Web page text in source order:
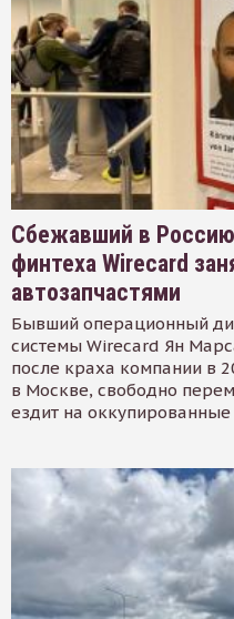
Сбежавший в
финтеха Wirecard
автозапчастями
Бывший операционный
системы Wirecard Ян
после краха компании в
в Москве, свободно
ездит на